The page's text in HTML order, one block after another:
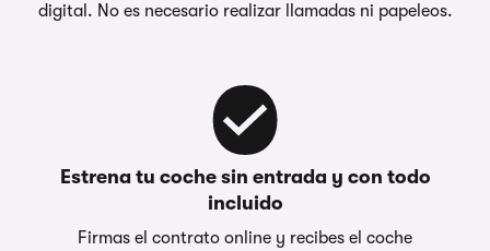
digital. No es necesario realizar llamadas ni papeleos.
Estrena tu coche sin entrada y con todo
incluido
Firmas el contrato online y recibes el coche